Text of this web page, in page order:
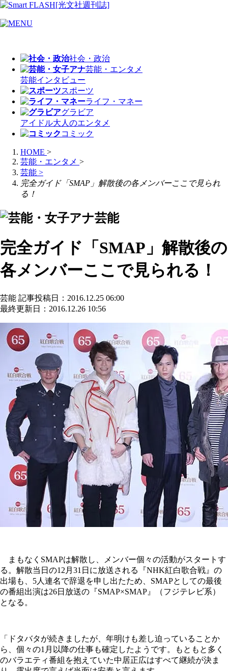
社会・政治
芸能・エンタメ
芸能インタビュー
スポーツ
ライフ・マネー
グラビア
アイドル大人のエンタメ
コミック
HOME >
芸能・エンタメ >
芸能 >
完全ガイド「SMAP」解散後の各メンバーここで見られ
る！
芸能
完全ガイド「SMAP」解散後の
各メンバーここで見られる！
芸能 記事投稿日：2016.12.25 06:00
最終更新日：2016.12.26 10:56
まもなくSMAPは解散し、メンバー個々の活動がスタートす
る。解散当日の12月31日に放送される『NHK紅白歌合戦』の
出場も、5人連名で辞退を申し出たため、SMAPとしての最後
の番組出演は26日放送の『SMAP×SMAP』（フジテレビ系）
となる。
「ドタバタが続きましたが、年明けも差し迫っていることか
ら、個々の1月以降の仕事も確定したようです。もともと多く
のバラエティ番組を抱えていた中居正広はすべて継続が決ま